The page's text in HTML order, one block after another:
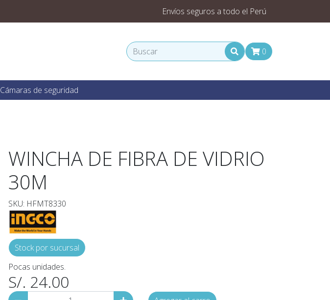
Envíos seguros a todo el Perú
0
Cámaras de seguridad
WINCHA DE FIBRA DE VIDRIO
30M
SKU: HFMT8330
Stock por sucursal
Pocas unidades.
S/. 24.00